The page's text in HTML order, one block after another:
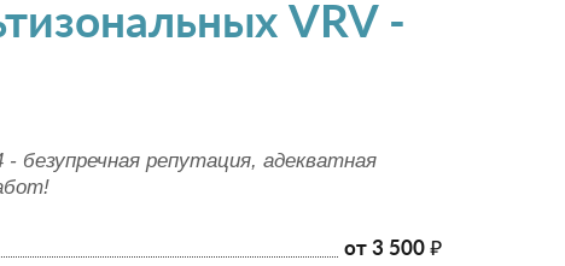
VRV -
репутация, адекватная
от 3 500 ₽